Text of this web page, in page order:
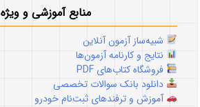
منابع آموزشی و ویژه
شبیه‌ساز آزمون آنلاین
نتایج و کارنامه آزمون‌ها
فروشگاه کتاب‌های PDF
دانلود بانک سوالات تخصصی
آموزش و ترفندهای ثبت‌نام خودرو